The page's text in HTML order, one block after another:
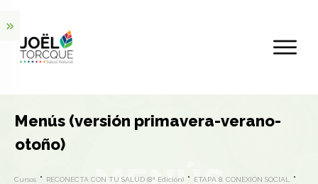
Menús (versión primavera-verano-
otoño)
Cursos RECONECTA CON TU SALUD (8ª Edición)
ETAPA 8. CONEXIÓN SOCIAL